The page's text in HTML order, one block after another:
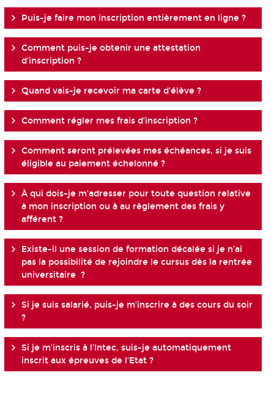
Puis-je faire mon inscription entièrement en ligne ?
Comment puis-je obtenir une attestation
d’inscription ?
Quand vais-je recevoir ma carte d’élève ?
Comment régler mes frais d’inscription ?
Comment seront prélevées mes échéances, si je suis
éligible au paiement échelonné ?
À qui dois-je m’adresser pour toute question relative
à mon inscription ou à au règlement des frais y
afférent ?
Existe-il une session de formation décalée si je n’ai
pas la possibilité de rejoindre le cursus dès la rentrée
universitaire ?
Si je suis salarié, puis-je m’inscrire à des cours du soir
?
Si je m’inscris à l’Intec, suis-je automatiquement
inscrit aux épreuves de l’Etat ?